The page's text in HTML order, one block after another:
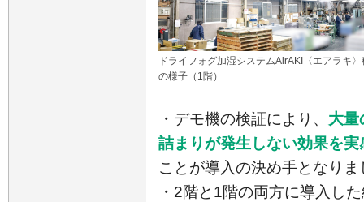
ドライフォグ加湿システムAirAKI〈エアラキ〉
の様子（1階）
・デモ機の検証により、 大量
詰まりが発生しない効果を実
ことが導入の決め手となりま
・2階と1階の両方に導入し